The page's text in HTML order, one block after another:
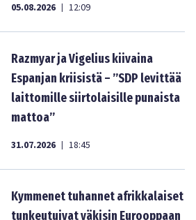
05.08.2026 | 12:09
Razmyar ja Vigelius kiivaina
Espanjan kriisistä – ”SDP levittää
laittomille siirtolaisille punaista
mattoa”
31.07.2026 | 18:45
Kymmenet tuhannet afrikkalaiset
tunkeutuivat väkisin Eurooppaan